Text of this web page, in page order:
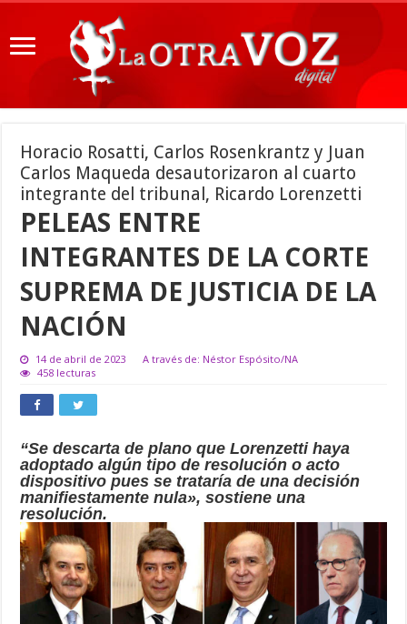
Horacio Rosatti, Carlos Rosenkrantz y Juan
Carlos Maqueda desautorizaron al cuarto
integrante del tribunal, Ricardo Lorenzetti
PELEAS ENTRE
INTEGRANTES DE LA CORTE
SUPREMA DE JUSTICIA DE LA
NACIÓN
14 de abril de 2023
A través de: Néstor Espósito/NA
458 lecturas
“Se descarta de plano que Lorenzetti haya
adoptado algún tipo de resolución o acto
dispositivo pues se trataría de una decisión
manifiestamente nula», sostiene una
resolución.